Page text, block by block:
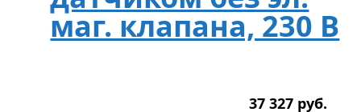
маг. клапана, 230 В
37 327 руб.